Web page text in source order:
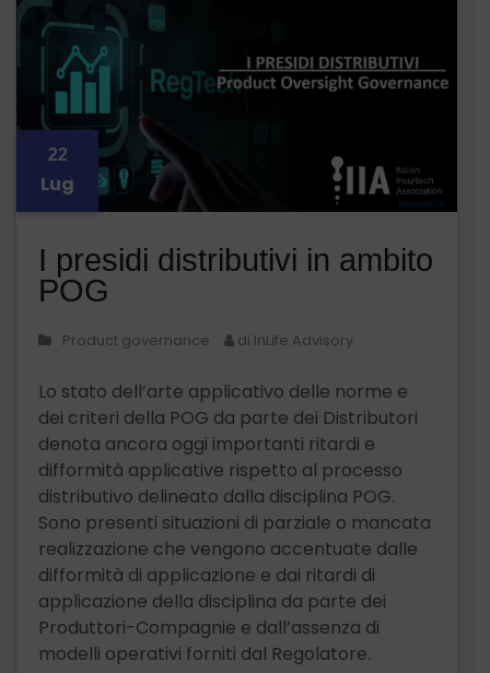
22
Lug
I presidi distributivi in ambito
POG
Product governance di InLife Advisory
Lo stato dell’arte applicativo delle norme e
dei criteri della POG da parte dei Distributori
denota ancora oggi importanti ritardi e
difformità applicative rispetto al processo
distributivo delineato dalla disciplina POG.
Sono presenti situazioni di parziale o mancata
realizzazione che vengono accentuate dalle
difformità di applicazione e dai ritardi di
applicazione della disciplina da parte dei
Produttori-Compagnie e dall’assenza di
modelli operativi forniti dal Regolatore.